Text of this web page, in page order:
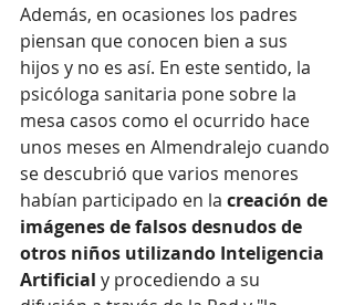
Además, en ocasiones los padres
piensan que conocen bien a sus
hijos y no es así. En este sentido, la
psicóloga sanitaria pone sobre la
mesa casos como el ocurrido hace
unos meses en Almendralejo cuando
se descubrió que varios menores
habían participado en la creación de
imágenes de falsos desnudos de
otros niños utilizando Inteligencia
Artificial y procediendo a su